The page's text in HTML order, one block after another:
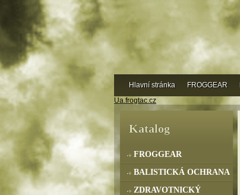
Ua.frogtac.cz
Katalog
FROGGEAR
BALISTICKÁ OCHRANA
ZDRAVOTNICKÝ
Hlavní stránka FROGGEAR